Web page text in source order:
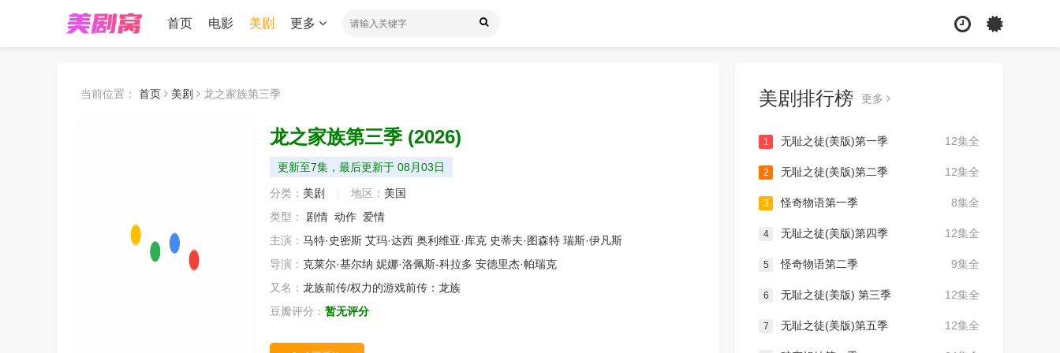
首页 电影 美剧 更多
当前位置： 首页 美剧 龙之家族第三季
龙之家族第三季 (2026)
更新至7集，最后更新于 08月03日
分类： 美剧 地区： 美国
类型：
剧情 动作 爱情
主演： 马特·史密斯 艾玛·达西 奥利维亚·库克 史蒂夫·图森特 瑞斯·伊凡斯
导演： 克莱尔·基尔纳 妮娜·洛佩斯-科拉多 安德里杰·帕瑞克
又名： 龙族前传/权力的游戏前传：龙族
豆瓣评分： 暂无评分
美剧排行榜 更多
12集全
1 无耻之徒(美版)第一季
12集全
2 无耻之徒(美版)第二季
8集全
3 怪奇物语第一季
12集全
4 无耻之徒(美版)第四季
9集全
5 怪奇物语第二季
12集全
6 无耻之徒(美版) 第三季
12集全
7 无耻之徒(美版)第五季